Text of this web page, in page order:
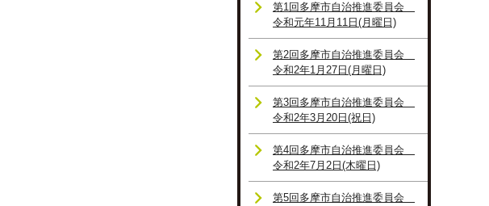
第1回多摩市自治推進委員会
令和元年11月11日(月曜日)
第2回多摩市自治推進委員会
令和2年1月27日(月曜日)
第3回多摩市自治推進委員会
令和2年3月20日(祝日)
第4回多摩市自治推進委員会
令和2年7月2日(木曜日)
第5回多摩市自治推進委員会